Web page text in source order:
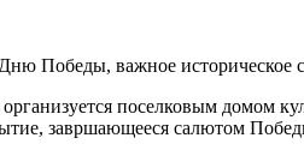
Победы, важное историческое
поселковым домом
завршающееся салютом